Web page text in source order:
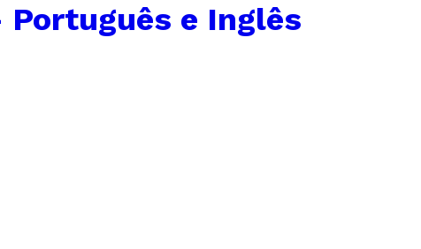
Português e Inglês